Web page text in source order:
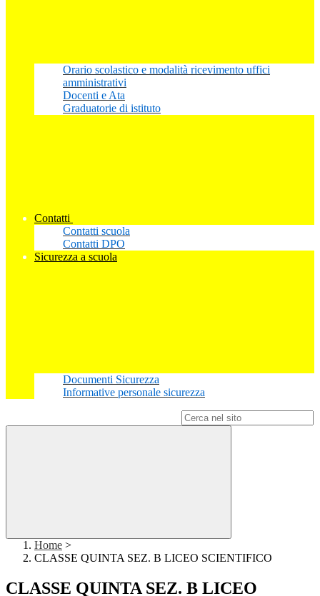
Orario scolastico e modalità ricevimento uffici
amministrativi
Docenti e Ata
Graduatorie di istituto
Contatti
Contatti scuola
Contatti DPO
Sicurezza a scuola
Documenti Sicurezza
Informative personale sicurezza
Home >
CLASSE QUINTA SEZ. B LICEO SCIENTIFICO
CLASSE QUINTA SEZ. B LICEO